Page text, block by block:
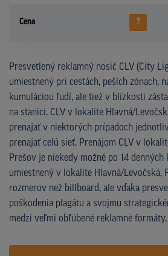
Cena ?
Presvetlený reklamný nosič CLV (City
umiestnený pri cestách, peších zónach,
kumuláciou ľudí, ale tiež v blízkosti
na stanici. CLV v lokalite Hlavná/
prenajať v niektorých prípadoch
prenajať celú sieť. Prenájom CLV v
Prešov je niekedy možné po 14 denných
umiestnený v lokalite Hlavná/Levočská,
rozmerov než billboard, ale vďaka
poškodenia plagátu a svojmu
medzi veľmi obľúbené reklamné formáty.